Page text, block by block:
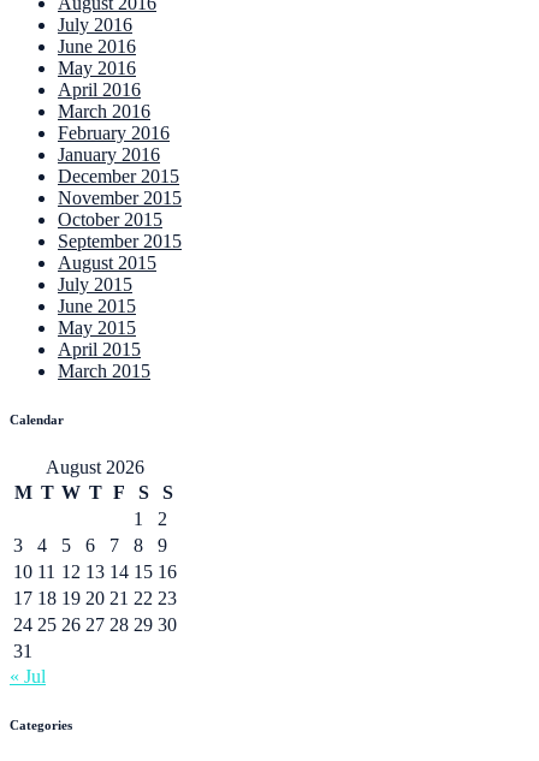
July 2016
June 2016
May 2016
April 2016
March 2016
February 2016
January 2016
December 2015
November 2015
October 2015
September 2015
August 2015
July 2015
June 2015
May 2015
April 2015
March 2015
Calendar
August 2026
M T W T F S
S
1
2
3
4 5 6 7 8
9
10 11 12 13 14 15 16
17 18 19 20 21 22 23
24 25 26 27 28 29 30
31
« Jul
Categories